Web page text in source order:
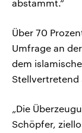
abstammt.“
Über 70
Umfrage an
dem
Stellvertretend
„Die
Schöpfer,